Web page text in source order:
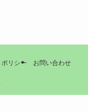
リシー お問い合わせ